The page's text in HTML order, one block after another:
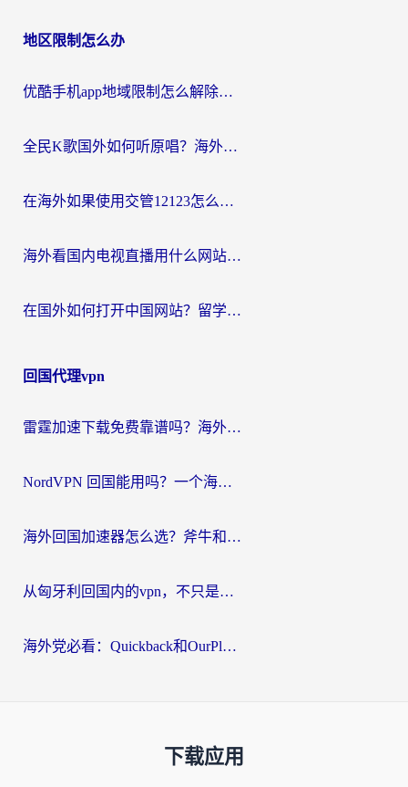
地区限制怎么办
优酷手机app地域限制怎么解除？海外党亲测有效的追剧方案
全民K歌国外如何听原唱？海外党亲测有效的回国加速器选择指南
在海外如果使用交管12123怎么处理？留学生亲测有效的回国加速方案
海外看国内电视直播用什么网站比较好？一篇解决你所有追剧难题的实用指南
在国外如何打开中国网站？留学生与海外华人的无缝访问指南
回国代理vpn
雷霆加速下载免费靠谱吗？海外党选回国加速器的避坑指南（附热门工具对比）
NordVPN 回国能用吗？一个海外用户必须面对的真实困境
海外回国加速器怎么选？斧牛和海龟哪个好？一篇帮你避开坑的实用指南
从匈牙利回国内的vpn，不只是为了刷剧那么简单
海外党必看：Quickback和OurPlay好用吗？3分钟选对回国加速器，无缝刷剧玩游戏
下载应用